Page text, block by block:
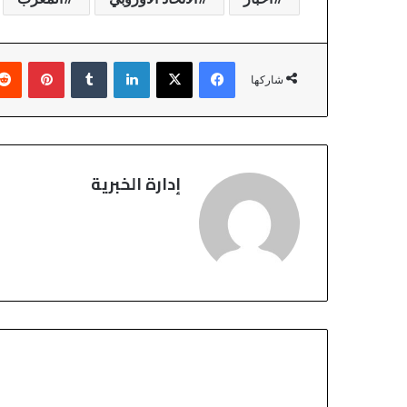
شاركها
فيسبوك‫X لينكدإن
إدارة الخبرية